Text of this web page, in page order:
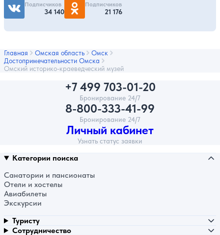
Подписчиков
34 140
Подписчиков
21 176
Главная Омская область
Омск
Достопримечательности Омска
Омский историко-краеведческий музей
+7 499 703-01-20
Бронирование 24/7
8-800-333-41-99
Бронирование 24/7
Личный кабинет
Узнать статус заявки
Категории поиска
Санатории и пансионаты
Отели и хостелы
Авиабилеты
Экскурсии
Туристу
Сотрудничество